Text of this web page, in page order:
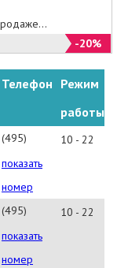
-20%
Телефон Режим
работы
(495)737-
85-
23
показать
номер
10 - 22
(495)
229-
61-
показать
номер
10 - 22